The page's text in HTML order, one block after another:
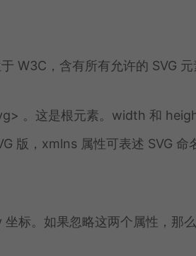
W3C，含有所有允许的 SVG 元
。这是根元素。width 和
版，xmlns 属性可表述 SVG 命
标。如果忽略这两个属性，那